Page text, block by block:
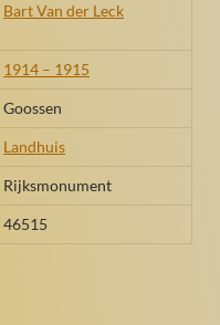
Bart Van der Leck
1914 – 1915
Goossen
Landhuis
Rijksmonument
46515